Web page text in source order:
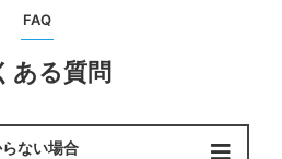
FAQ
ある質問
ない場合